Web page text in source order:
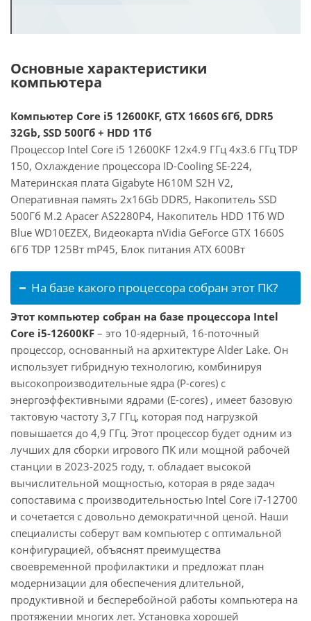
Основные характеристики
компьютера
Компьютер Core i5 12600KF, GTX 1660S 6Гб, DDR5
32Gb, SSD 500Гб + HDD 1Тб
Процессор Intel Core i5 12600KF 12x4.9 ГГц 4x3.6 ГГц TDP
150, Охлаждение процессора ID-Cooling SE-224,
Материнская плата Gigabyte H610M S2H V2,
Оперативная память 2x16Gb DDR5, Накопитель SSD
500Гб M.2 Apacer AS2280P4, Накопитель HDD 1Тб WD
Blue WD10EZEX, Видеокарта nVidia GeForce GTX 1660S
6Гб TDP 125Вт mP45, Блок питания ATX 600Вт
На базе какого процессора собран этот ПК?
Этот компьютер собран на базе процессора Intel
Core i5-12600KF – это 10-ядерный, 16-поточный
процессор, основанный на архитектуре Alder Lake. Он
использует гибридную технологию, комбинируя
высокопроизводительные ядра (P-cores) с
энергоэффективными ядрами (E-cores) , имеет базовую
тактовую частоту 3,7 ГГц, которая под нагрузкой
повышается до 4,9 ГГц. Этот процессор будет одним из
лучших для сборки игрового ПК или мощной рабочей
станции в 2023-2025 году, т. обладает высокой
вычислительной мощностью, которая в ряде задач
сопоставима с производительностью Intel Core i7-12700
и сочетается с довольно демократичной ценой. Наши
специалисты соберут вам компьютер с оптимальной
конфигурацией, объяснят преимущества
своевременной профилактики и предложат план
модернизации для обеспечения длительной,
продуктивной и бесперебойной работы компьютера на
протяжении многих лет. Установка хорошей